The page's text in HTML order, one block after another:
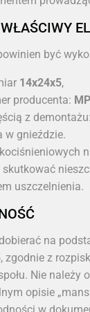
być
14x24x5,
producenta:
z
w gnieździe.
uszczelnienia.
na
, zgodnie z
Nie należy
opisie
w